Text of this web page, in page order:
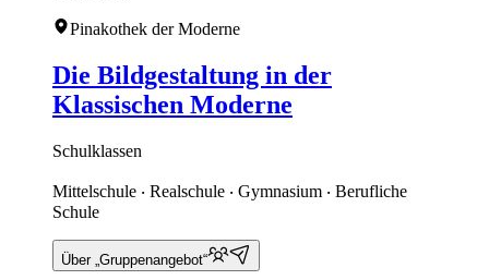
Pinakothek der Moderne
Die Bildgestaltung in der
Klassischen Moderne
Schulklassen
Mittelschule ‧ Realschule ‧ Gymnasium ‧ Berufliche
Schule
Über „Gruppenangebot“